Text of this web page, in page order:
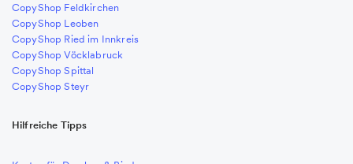
CopyShop Feldkirchen
CopyShop Leoben
CopyShop Ried im Innkreis
CopyShop Vöcklabruck
CopyShop Spittal
CopyShop Steyr
Hilfreiche Tipps